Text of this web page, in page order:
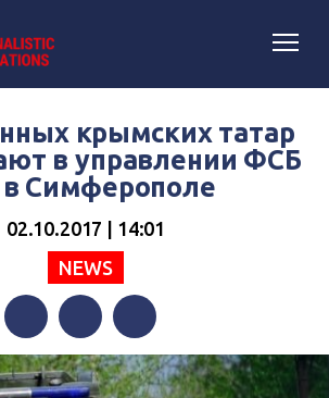
крымских татар
в управлении ФСБ
Симферополе
02.10.2017 | 14:01
NEWS
FacebookTwitterTelegram